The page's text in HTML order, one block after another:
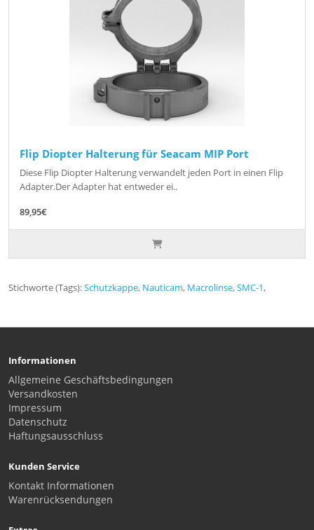
Flip Diopter Halterung für Seacam MIP Port
Diese Flip Diopter Halterung verwandelt jeden Port in einen Flip
Adapter.Der Adapter hat entweder ei..
89,95€
Stichworte (Tags):Schutzkappe, Nauticam, Macrolinse,SMC-1,
Informationen
Allgemeine Geschäftsbedingungen
Versandkosten
Impressum
Datenschutz
Haftungsausschluss
Kunden Service
Kontakt Informationen
Warenrücksendungen